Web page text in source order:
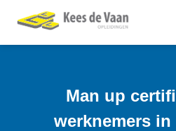
Man up
werknemers in